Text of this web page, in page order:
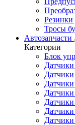
Резинки
Тросы
Автозапчасти
Категории
Блок
Датчики
Датчики
Датчики
Датчики